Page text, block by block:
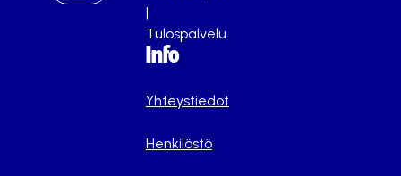
|
Tulospalvelu
Info
Yhteystiedot
Henkilöstö